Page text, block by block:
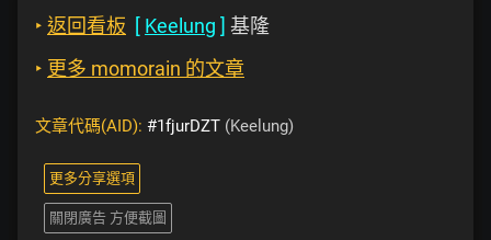
‣ 返回看板 [ Keelung ] 基隆
‣ 更多 momorain 的文章
文章代碼(AID): #1fjurDZT (Keelung)
更多分享選項
關閉廣告 方便截圖